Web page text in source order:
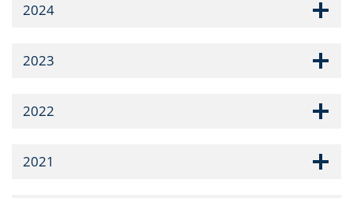
2024
2023
2022
2021